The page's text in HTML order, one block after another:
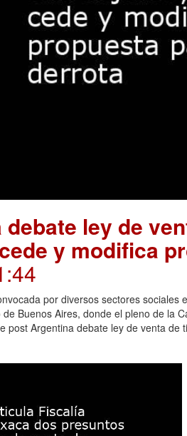
ley de
y modifica
por diversos sectores
Buenos Aires, donde el pleno de la
post Argentina debate ley de venta de